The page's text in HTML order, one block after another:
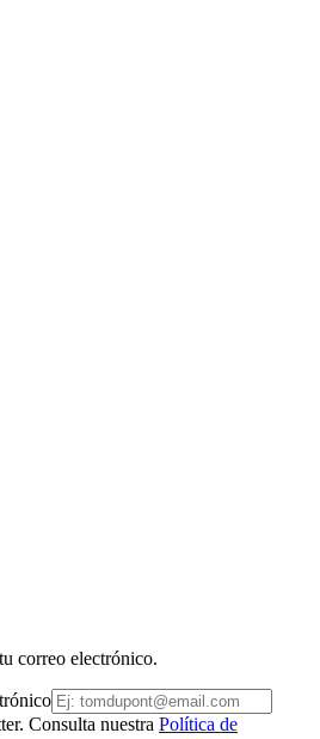
correo electrónico.
Consulta nuestra Política de